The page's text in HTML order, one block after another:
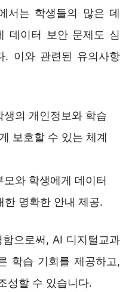
서는 학생들의 많은 데
데이터 보안 문제도 심
. 이와 관련된 유의사항
생의 개인정보와 학습
보호할 수 있는 체계
모와 학생에게 데이터
한 명확한 안내 제공.
으로써, AI 디지털교과
학습 기회를 제공하고,
성할 수 있습니다.